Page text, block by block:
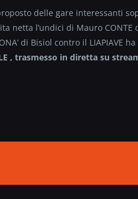
delle gare interessanti
netta l’undici di Mauro
di Bisiol contro il LIAPIAVE
, trasmesso in diretta su